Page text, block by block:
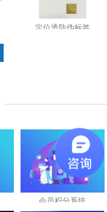
定位烫防伪标签
会员积分系统